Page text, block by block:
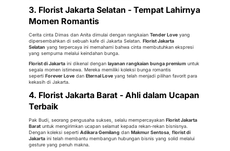
3. Florist Jakarta Selatan - Tempat Lahirnya
Momen Romantis
Cerita cinta Dimas dan Anita dimulai dengan rangkaian Tender Love yang
dipersembahkan di sebuah kafe di Jakarta Selatan. Florist Jakarta
Selatan yang terpercaya ini memahami bahwa cinta membutuhkan ekspresi
yang sempurna melalui keindahan bunga.
Florist di Jakarta ini dikenal dengan layanan rangkaian bunga premium untuk
segala momen istimewa. Mereka memiliki koleksi bunga romantis
seperti Forever Love dan Eternal Love yang telah menjadi pilihan favorit para
kekasih di Jakarta.
4. Florist Jakarta Barat - Ahli dalam Ucapan
Terbaik
Pak Budi, seorang pengusaha sukses, selalu mempercayakan Florist Jakarta
Barat untuk mengirimkan ucapan selamat kepada rekan-rekan bisnisnya.
Dengan koleksi seperti Adikara Gemilang dan Makmur Sentosa florist di
Jakarta ini telah membantu membangun hubungan bisnis yang solid melalui
gesture yang penuh makna.